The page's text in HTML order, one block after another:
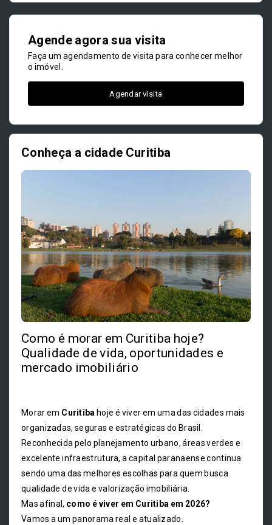
Agende agora sua visita
Faça um agendamento de visita para conhecer melhor
o imóvel.
Agendar visita
Conheça a cidade Curitiba
Como é morar em Curitiba hoje?
Qualidade de vida, oportunidades e
mercado imobiliário
Morar em Curitiba hoje é viver em uma das cidades mais
organizadas, seguras e estratégicas do Brasil.
Reconhecida pelo planejamento urbano, áreas verdes e
excelente infraestrutura, a capital paranaense continua
sendo uma das melhores escolhas para quem busca
qualidade de vida e valorização imobiliária.
Mas afinal, como é viver em Curitiba em 2026?
Vamos a um panorama real e atualizado.